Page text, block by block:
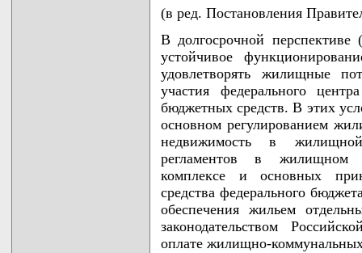
(в ред. Постановления
В долгосрочной перспективе
устойчивое
удовлетворять жилищные
участия федерального
бюджетных средств. В этих
основном регулированием
недвижимость в
регламентов в жилищном
комплексе и основных
средства федерального
обеспечения жильем
законодательством
оплате жилищно-